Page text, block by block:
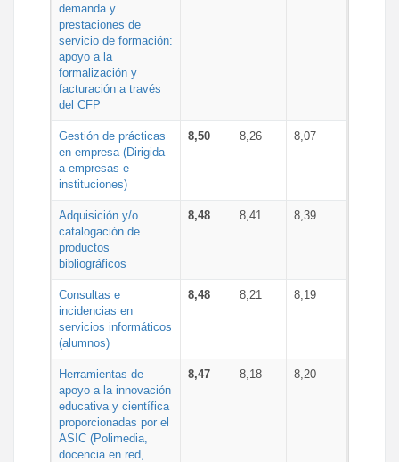
demanda y
prestaciones de
servicio de formación:
apoyo a la
formalización y
facturación a través
del CFP
Gestión de prácticas
en empresa (Dirigida
a empresas e
instituciones)
8,50 8,26 8,07
Adquisición y/o
catalogación de
productos
bibliográficos
8,48 8,41 8,39
Consultas e
incidencias en
servicios informáticos
(alumnos)
8,48 8,21 8,19
Herramientas de
apoyo a la innovación
educativa y científica
proporcionadas por el
ASIC (Polimedia,
docencia en red,
8,47 8,18 8,20